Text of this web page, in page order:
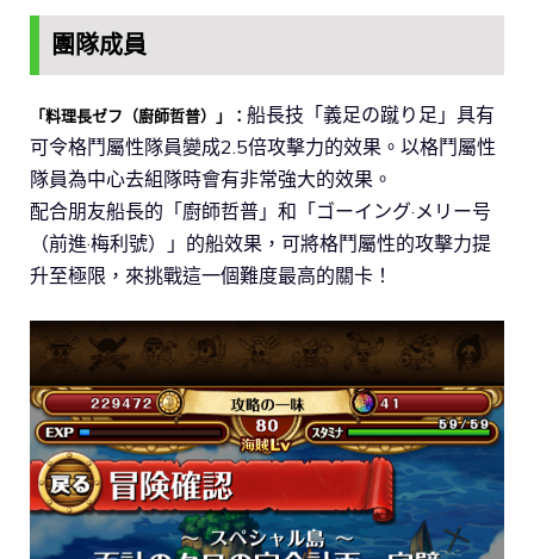
團隊成員
「料理長ゼフ（廚師哲普）」： 船長技「義足の蹴り足」具有
可令格鬥屬性隊員變成2.5倍攻擊力的效果。以格鬥屬性
隊員為中心去組隊時會有非常強大的效果。
配合朋友船長的「廚師哲普」和「ゴーイング·メリー号
（前進·梅利號）」的船效果，可將格鬥屬性的攻擊力提
升至極限，來挑戰這一個難度最高的關卡！